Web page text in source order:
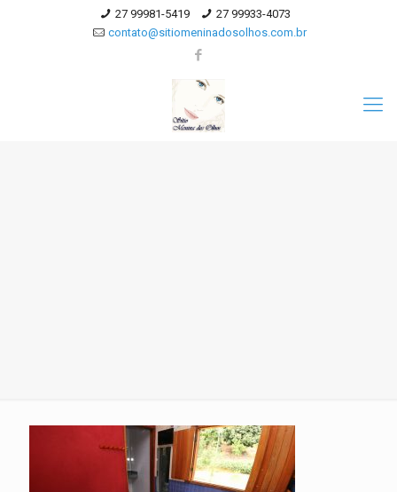
27 99981-5419
27 99933-4073
contato@sitiomeninadosolhos.com.br